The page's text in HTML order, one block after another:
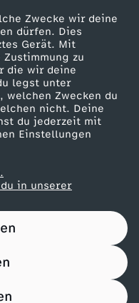
Zwecke wir deine
dürfen. Dies
Gerät. Mit
zu
die wir deine
legst unter
Zwecken du
nicht. Deine
du jederzeit mit
Einstellungen
in unserer